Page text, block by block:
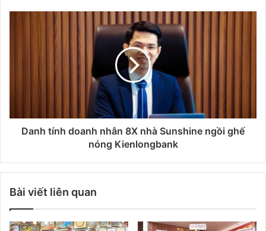
Danh tính doanh nhân 8X nhà Sunshine ngồi ghế
nóng Kienlongbank
Bài viết liên quan